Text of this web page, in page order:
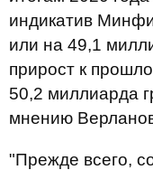
индикатив
или на 49,1
прирост к
50,2 миллиарда
мнению
"Прежде всего,